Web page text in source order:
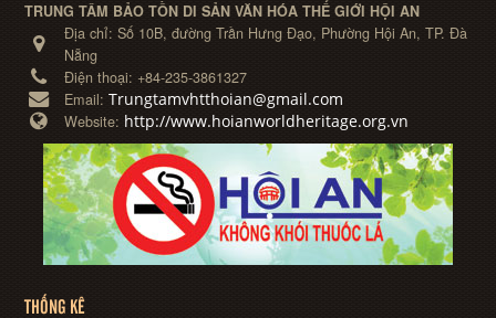
TRUNG TÂM BẢO TỒN DI SẢN VĂN HÓA THẾ GIỚI HỘI AN
Địa chỉ:Số 10B, đường Trần Hưng Đạo, Phường Hội An, TP. Đà
Nẵng
Điện thoại: +84-235-3861327
Email:Trungtamvhtthoian@gmail.com
Website: http://www.hoianworldheritage.org.vn
THỐNG KÊ